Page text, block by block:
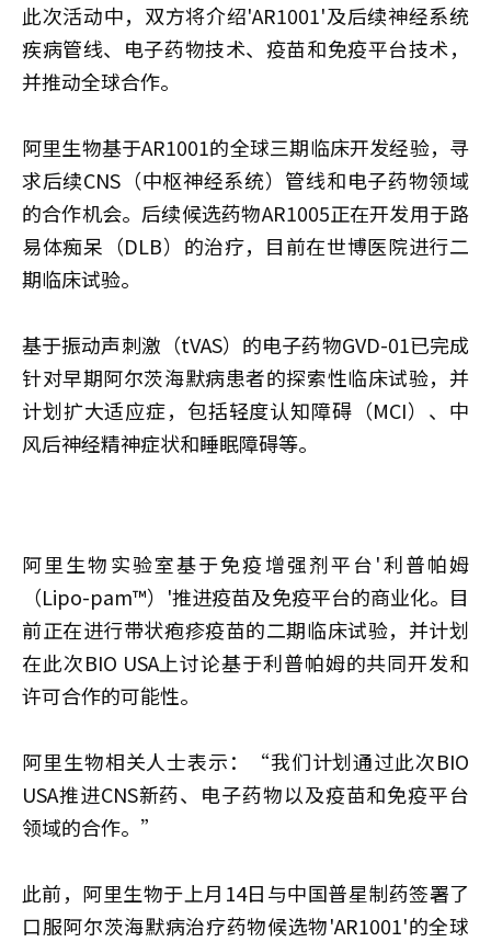
此次活动中，双方将介绍'AR1001'及后续神经系统
疾病管线、电子药物技术、疫苗和免疫平台技术，
并推动全球合作。
阿里生物基于AR1001的全球三期临床开发经验，寻
求后续CNS（中枢神经系统）管线和电子药物领域
的合作机会。后续候选药物AR1005正在开发用于路
易体痴呆（DLB）的治疗，目前在世博医院进行二
期临床试验。
基于振动声刺激（tVAS）的电子药物GVD-01已完成
针对早期阿尔茨海默病患者的探索性临床试验，并
计划扩大适应症，包括轻度认知障碍（MCI）、中
风后神经精神症状和睡眠障碍等。
阿里生物实验室基于免疫增强剂平台'利普帕姆
（Lipo-pam™）'推进疫苗及免疫平台的商业化。目
前正在进行带状疱疹疫苗的二期临床试验，并计划
在此次BIO USA上讨论基于利普帕姆的共同开发和
许可合作的可能性。
阿里生物相关人士表示：“我们计划通过此次BIO
USA推进CNS新药、电子药物以及疫苗和免疫平台
领域的合作。”
此前，阿里生物于上月14日与中国普星制药签署了
口服阿尔茨海默病治疗药物候选物'AR1001'的全球